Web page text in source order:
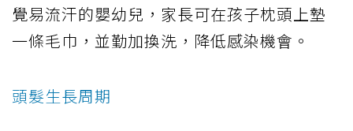
覺易流汗的嬰幼兒，家長可在孩子枕頭上墊
一條毛巾，並勤加換洗，降低感染機會。
頭髮生長周期